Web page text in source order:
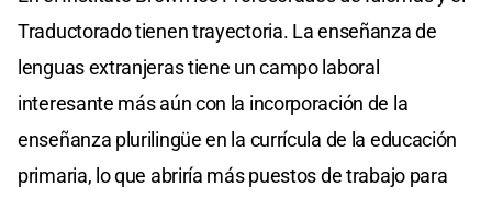
Traductorado tienen trayectoria. La enseñanza de
lenguas extranjeras tiene un campo laboral
interesante más aún con la incorporación de la
enseñanza plurilingüe en la currícula de la educación
primaria, lo que abriría más puestos de trabajo para